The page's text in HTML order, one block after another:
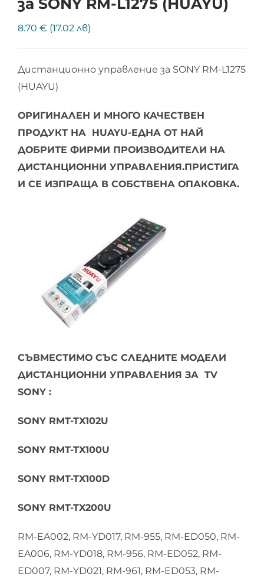
8.70 € (17.02 лв)
Дистанционно управление за SONY RM-L1275
(HUAYU)
ОРИГИНАЛЕН И МНОГО КАЧЕСТВЕН
ПРОДУКТ НА HUAYU-ЕДНА ОТ НАЙ
ДОБРИТЕ ФИРМИ ПРОИЗВОДИТЕЛИ НА
ДИСТАНЦИОННИ УПРАВЛЕНИЯ.ПРИСТИГА
И СЕ ИЗПРАЩА В СОБСТВЕНА ОПАКОВКА.
СЪВМЕСТИМО СЪС СЛЕДНИТЕ МОДЕЛИ
ДИСТАНЦИОННИ УПРАВЛЕНИЯ ЗА TV
SONY :
SONY RMT-TX102U
SONY RMT-TX100U
SONY RMT-TX100D
SONY RMT-TX200U
RM-EA002, RM-YD017, RM-955, RM-ED050, RM-
EA006, RM-YD018, RM-956, RM-ED052, RM-
ED007, RM-YD021, RM-961, RM-ED053, RM-